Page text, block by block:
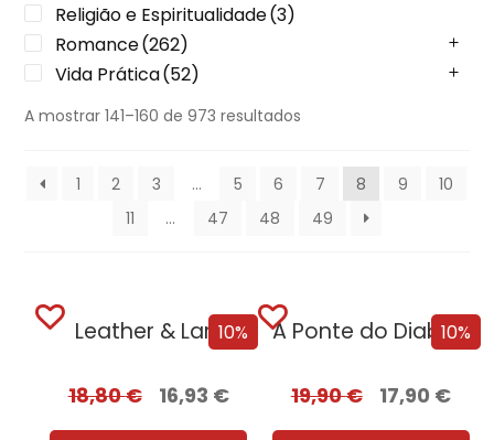
Religião e Espiritualidade(3)
Romance(262)
Vida Prática(52)
A mostrar 141–160 de 973 resultados
1 2 3 … 5 6 7 8 9
10
11
… 47 48 49
10%
Leather & Lark
18,80€ 16,93 €
10%
A Ponte do Diabo + Oferta Recordação...
19,90€ 17,90 €